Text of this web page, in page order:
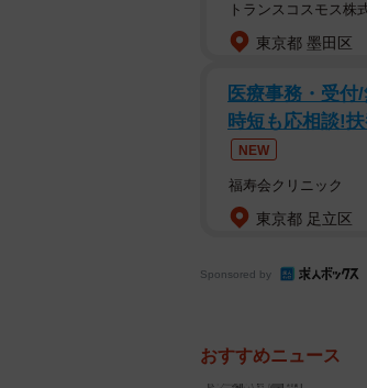
トランスコスモス株
東京都 墨田区
医療事務・受
時短も応相談!
NEW
福寿会クリニック
東京都 足立区
Sponsored by
おすすめニュース